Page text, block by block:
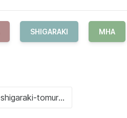
SHIGARAKI MHA